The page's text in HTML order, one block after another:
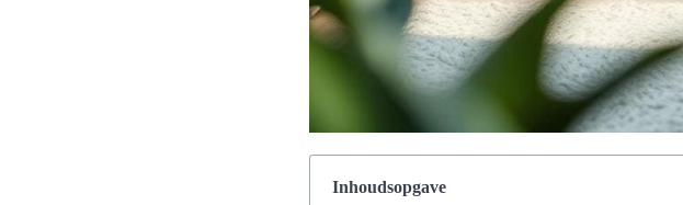
Inhoudsopgave